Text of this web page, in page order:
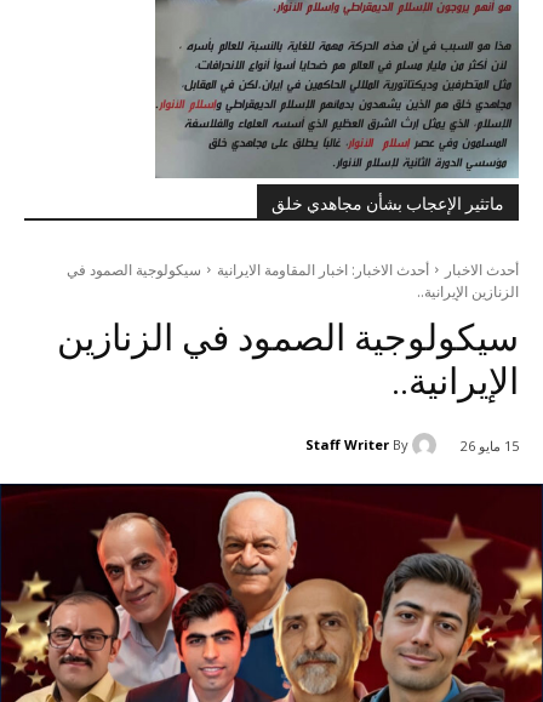
ماتثير الإعجاب بشأن مجاهدي خلق
أحدث الاخبار أحدث الاخبار: اخبار المقاومة الايرانية
سيكولوجية الصمود في
الزنازين الإيرانية..
سيكولوجية الصمود في الزنازين
الإيرانية..
15 مايو 26 By
Staff Writer